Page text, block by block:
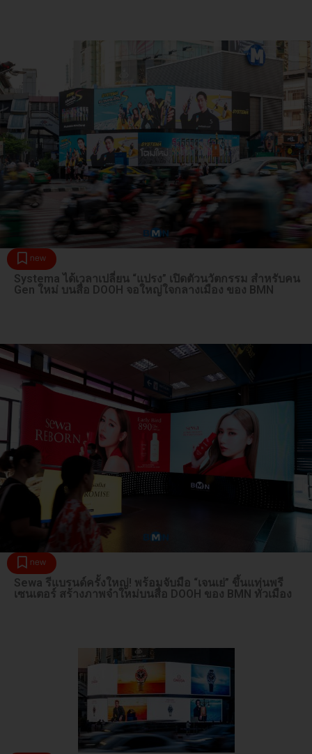
new
Systema ได้เวลาเปลี่ยน “แปรง” เปิดตัวนวัตกรรม สำหรับคน
Gen ใหม่ บนสื่อ DOOH จอใหญ่ใจกลางเมือง ของ BMN
new
Sewa รีแบรนด์ครั้งใหญ่! พร้อมจับมือ “เจนเย่” ขึ้นแท่นพรี
เซนเตอร์ สร้างภาพจำใหม่บนสื่อ DOOH ของ BMN ทั่วเมือง